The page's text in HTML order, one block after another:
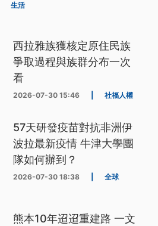
生活
西拉雅族獲核定原住民族
爭取過程與族群分布一次
看
2026-07-30 15:46 社福人權
57天研發疫苗對抗非洲伊
波拉最新疫情 牛津大學團
隊如何辦到？
2026-07-30 18:38 全球
熊本10年迢迢重建路 一文